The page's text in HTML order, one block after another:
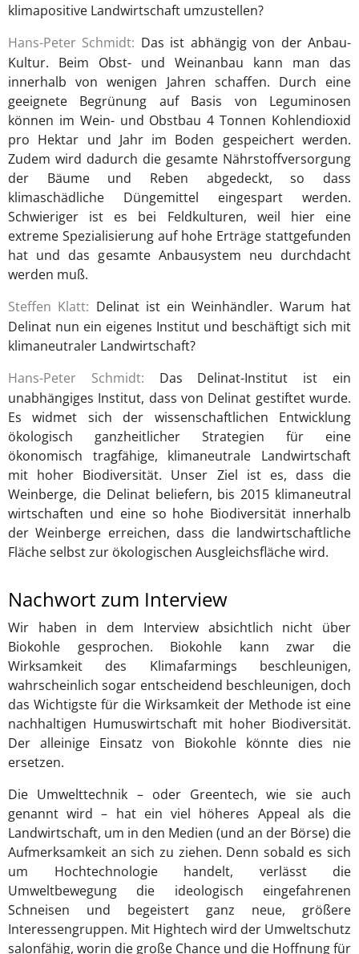
klimapositive Landwirtschaft umzustellen?
Hans-Peter Schmidt: Das ist abhängig von der Anbau-
Kultur. Beim Obst- und Weinanbau kann man das
innerhalb von wenigen Jahren schaffen. Durch eine
geeignete Begrünung auf Basis von Leguminosen
können im Wein- und Obstbau 4 Tonnen Kohlendioxid
pro Hektar und Jahr im Boden gespeichert werden.
Zudem wird dadurch die gesamte Nährstoffversorgung
der Bäume und Reben abgedeckt, so dass
klimaschädliche Düngemittel eingespart werden.
Schwieriger ist es bei Feldkulturen, weil hier eine
extreme Spezialisierung auf hohe Erträge stattgefunden
hat und das gesamte Anbausystem neu durchdacht
werden muß.
Steffen Klatt: Delinat ist ein Weinhändler. Warum hat
Delinat nun ein eigenes Institut und beschäftigt sich mit
klimaneutraler Landwirtschaft?
Hans-Peter Schmidt: Das Delinat-Institut ist ein
unabhängiges Institut, dass von Delinat gestiftet wurde.
Es widmet sich der wissenschaftlichen Entwicklung
ökologisch ganzheitlicher Strategien für eine
ökonomisch tragfähige, klimaneutrale Landwirtschaft
mit hoher Biodiversität. Unser Ziel ist es, dass die
Weinberge, die Delinat beliefern, bis 2015 klimaneutral
wirtschaften und eine so hohe Biodiversität innerhalb
der Weinberge erreichen, dass die landwirtschaftliche
Fläche selbst zur ökologischen Ausgleichsfläche wird.
Nachwort zum Interview
Wir haben in dem Interview absichtlich nicht über
Biokohle gesprochen. Biokohle kann zwar die
Wirksamkeit des Klimafarmings beschleunigen,
wahrscheinlich sogar entscheidend beschleunigen, doch
das Wichtigste für die Wirksamkeit der Methode ist eine
nachhaltigen Humuswirtschaft mit hoher Biodiversität.
Der alleinige Einsatz von Biokohle könnte dies nie
ersetzen.
Die Umwelttechnik – oder Greentech, wie sie auch
genannt wird – hat ein viel höheres Appeal als die
Landwirtschaft, um in den Medien (und an der Börse) die
Aufmerksamkeit an sich zu ziehen. Denn sobald es sich
um Hochtechnologie handelt, verlässt die
Umweltbewegung die ideologisch eingefahrenen
Schneisen und begeistert ganz neue, größere
Interessengruppen. Mit Hightech wird der Umweltschutz
salonfähig, worin die große Chance und die Hoffnung für